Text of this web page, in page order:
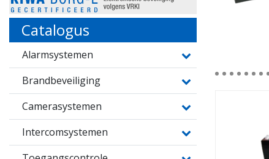
Catalogus
Alarmsystemen
Brandbeveiliging
Camerasystemen
Intercomsystemen